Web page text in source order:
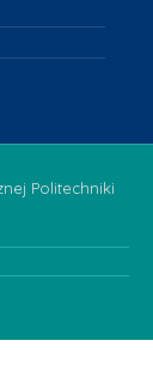
Politechniki